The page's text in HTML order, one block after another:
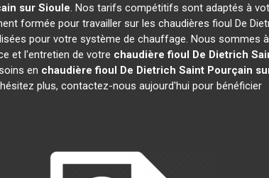
sur Sioule. Nos tarifs compétitifs sont adaptés à
formée pour travailler sur les chaudières fioul De
pour votre système de chauffage. Nous sommes
et l'entretien de votre chaudière fioul De Dietrich
en chaudière fioul De Dietrich Saint Pourçain
plus, contactez-nous aujourd'hui pour bénéficier